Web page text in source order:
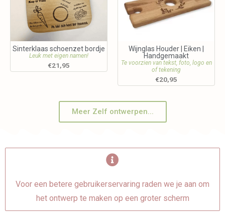
Sinterklaas schoenzet bordje
Leuk met eigen namen!
€21,95
Wijnglas Houder | Eiken |
Handgemaakt
Te voorzien van tekst, foto, logo en
of tekening
€20,95
Meer Zelf ontwerpen...
Voor een betere gebruikerservaring raden we je aan om
het ontwerp te maken op een groter scherm